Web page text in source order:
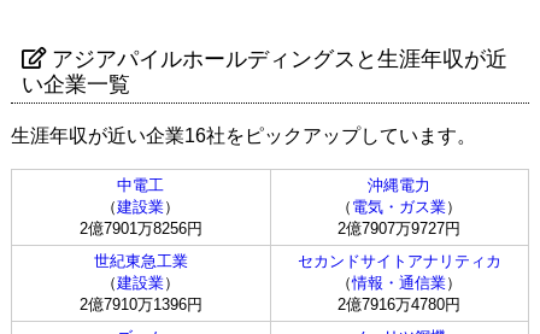
アジアパイルホールディングスと生涯年収が近
い企業一覧
生涯年収が近い企業16社をピックアップしています。
中電工
（建設業）
2億7901万8256円
沖縄電力
（ 電気・ガス業）
2億7907万9727円
世紀東急工業
（建設業）
2億7910万1396円
セカンドサイトアナリティカ
（情報・通信業）
2億7916万4780円